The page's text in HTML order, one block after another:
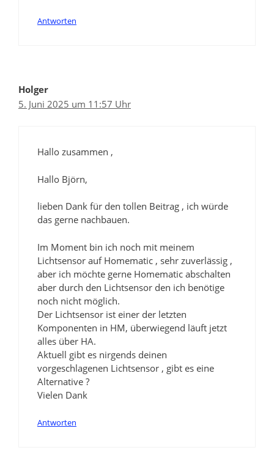
Antworten
Holger
5. Juni 2025 um 11:57 Uhr
Hallo zusammen ,
Hallo Björn,
lieben Dank für den tollen Beitrag , ich würde
das gerne nachbauen.
Im Moment bin ich noch mit meinem
Lichtsensor auf Homematic , sehr zuverlässig ,
aber ich möchte gerne Homematic abschalten
aber durch den Lichtsensor den ich benötige
noch nicht möglich.
Der Lichtsensor ist einer der letzten
Komponenten in HM, überwiegend läuft jetzt
alles über HA.
Aktuell gibt es nirgends deinen
vorgeschlagenen Lichtsensor , gibt es eine
Alternative ?
Vielen Dank
Antworten